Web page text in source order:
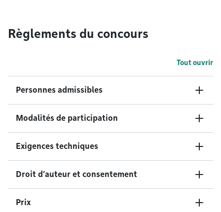
Règlements du concours
Tout ouvrir
Personnes admissibles
Modalités de participation
Exigences techniques
Droit d’auteur et consentement
Prix